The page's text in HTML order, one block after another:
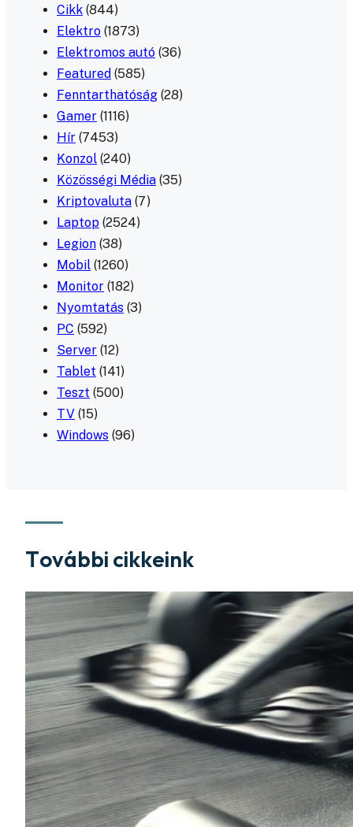
Cikk (844)
Elektro (1873)
Elektromos autó (36)
Featured (585)
Fenntarthatóság (28)
Gamer (1116)
Hír (7453)
Konzol (240)
Közösségi Média (35)
Kriptovaluta (7)
Laptop (2524)
Legion (38)
Mobil (1260)
Monitor (182)
Nyomtatás (3)
PC (592)
Server (12)
Tablet (141)
Teszt (500)
TV (15)
Windows (96)
További cikkeink